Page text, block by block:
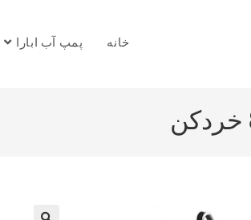
خانه پمپ آب ابارا